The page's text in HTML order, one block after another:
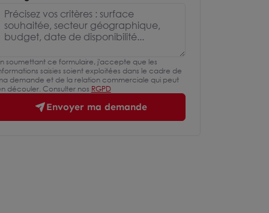
soumettant ce formulaire, j'accepte que les
saisies soient exploitées dans le cadre de
demande et de la relation commerciale qui peut
découler. Consulter nos RGPD
Envoyer ma demande